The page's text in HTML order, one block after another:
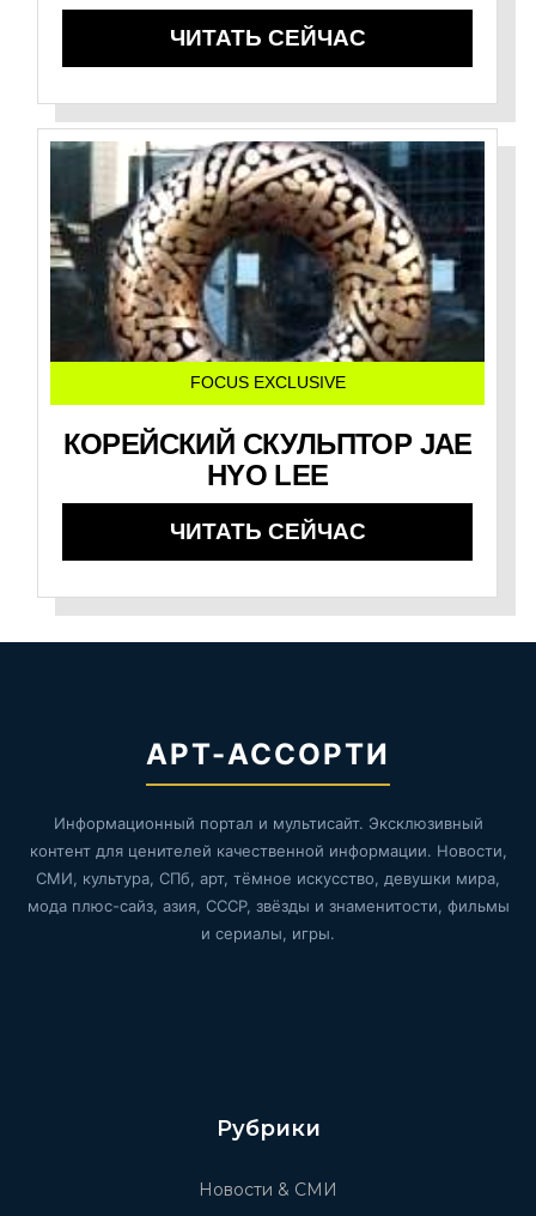
ЧИТАТЬ СЕЙЧАС
FOCUS EXCLUSIVE
КОРЕЙСКИЙ СКУЛЬПТОР JAE
HYO LEE
ЧИТАТЬ СЕЙЧАС
АРТ-АССОРТИ
Информационный портал и мультисайт. Эксклюзивный
контент для ценителей качественной информации. Новости,
СМИ, культура, СПб, арт, тёмное искусство, девушки мира,
мода плюс-сайз, азия, СССР, звёзды и знаменитости, фильмы
и сериалы, игры.
Рубрики
Новости & СМИ